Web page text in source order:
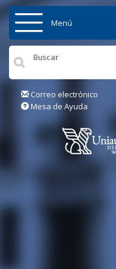
Pasar al contenido principal
Inicio
Institución
Posgrados
Menú
Correo electrónico
Mesa de Ayuda